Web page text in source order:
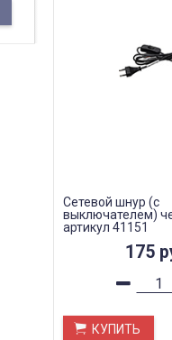
Сетевой шнур (с
выключателем)
артикул 41151
175
КУПИТЬ